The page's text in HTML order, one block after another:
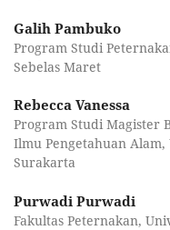
Galih Pambuko
Program Studi
Sebelas Maret
Rebecca Vanessa
Program Studi Magister
Ilmu Pengetahuan
Surakarta
Purwadi Purwadi
Fakultas Peternakan,